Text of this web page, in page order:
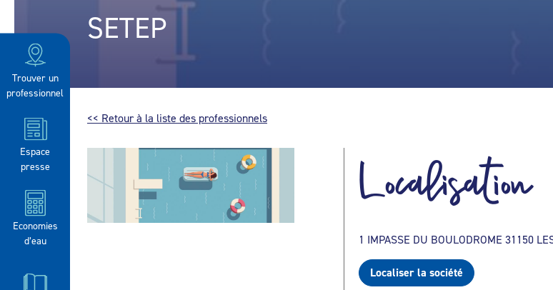
Trouver un
professionnel
Espace
presse
Economies
d’eau
SETEP
<< Retour à la liste des professionnels
Localisation
1 IMPASSE DU BOULODROME 31150
Localiser la société